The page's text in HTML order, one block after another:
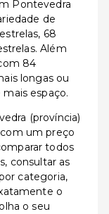
Pontevedra
de
68
Além
84
longas ou
espaço.
(província)
um preço
todos
consultar as
categoria,
o
o seu